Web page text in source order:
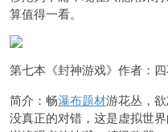
算值得一看。
第七本《封神游戏》作者：
简介：畅瀑布题材游花丛，
没真正的对错，这是虚拟世